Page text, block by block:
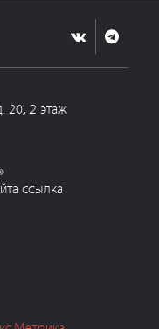
20, 2 этаж
ссылка